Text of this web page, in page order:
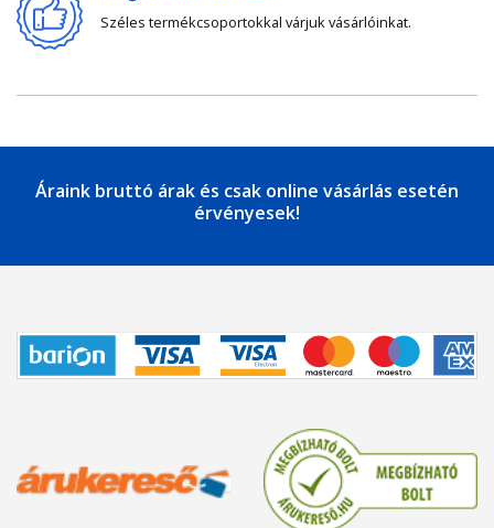
Széles termékcsoportokkal várjuk vásárlóinkat.
Áraink bruttó árak és csak online vásárlás esetén
érvényesek!